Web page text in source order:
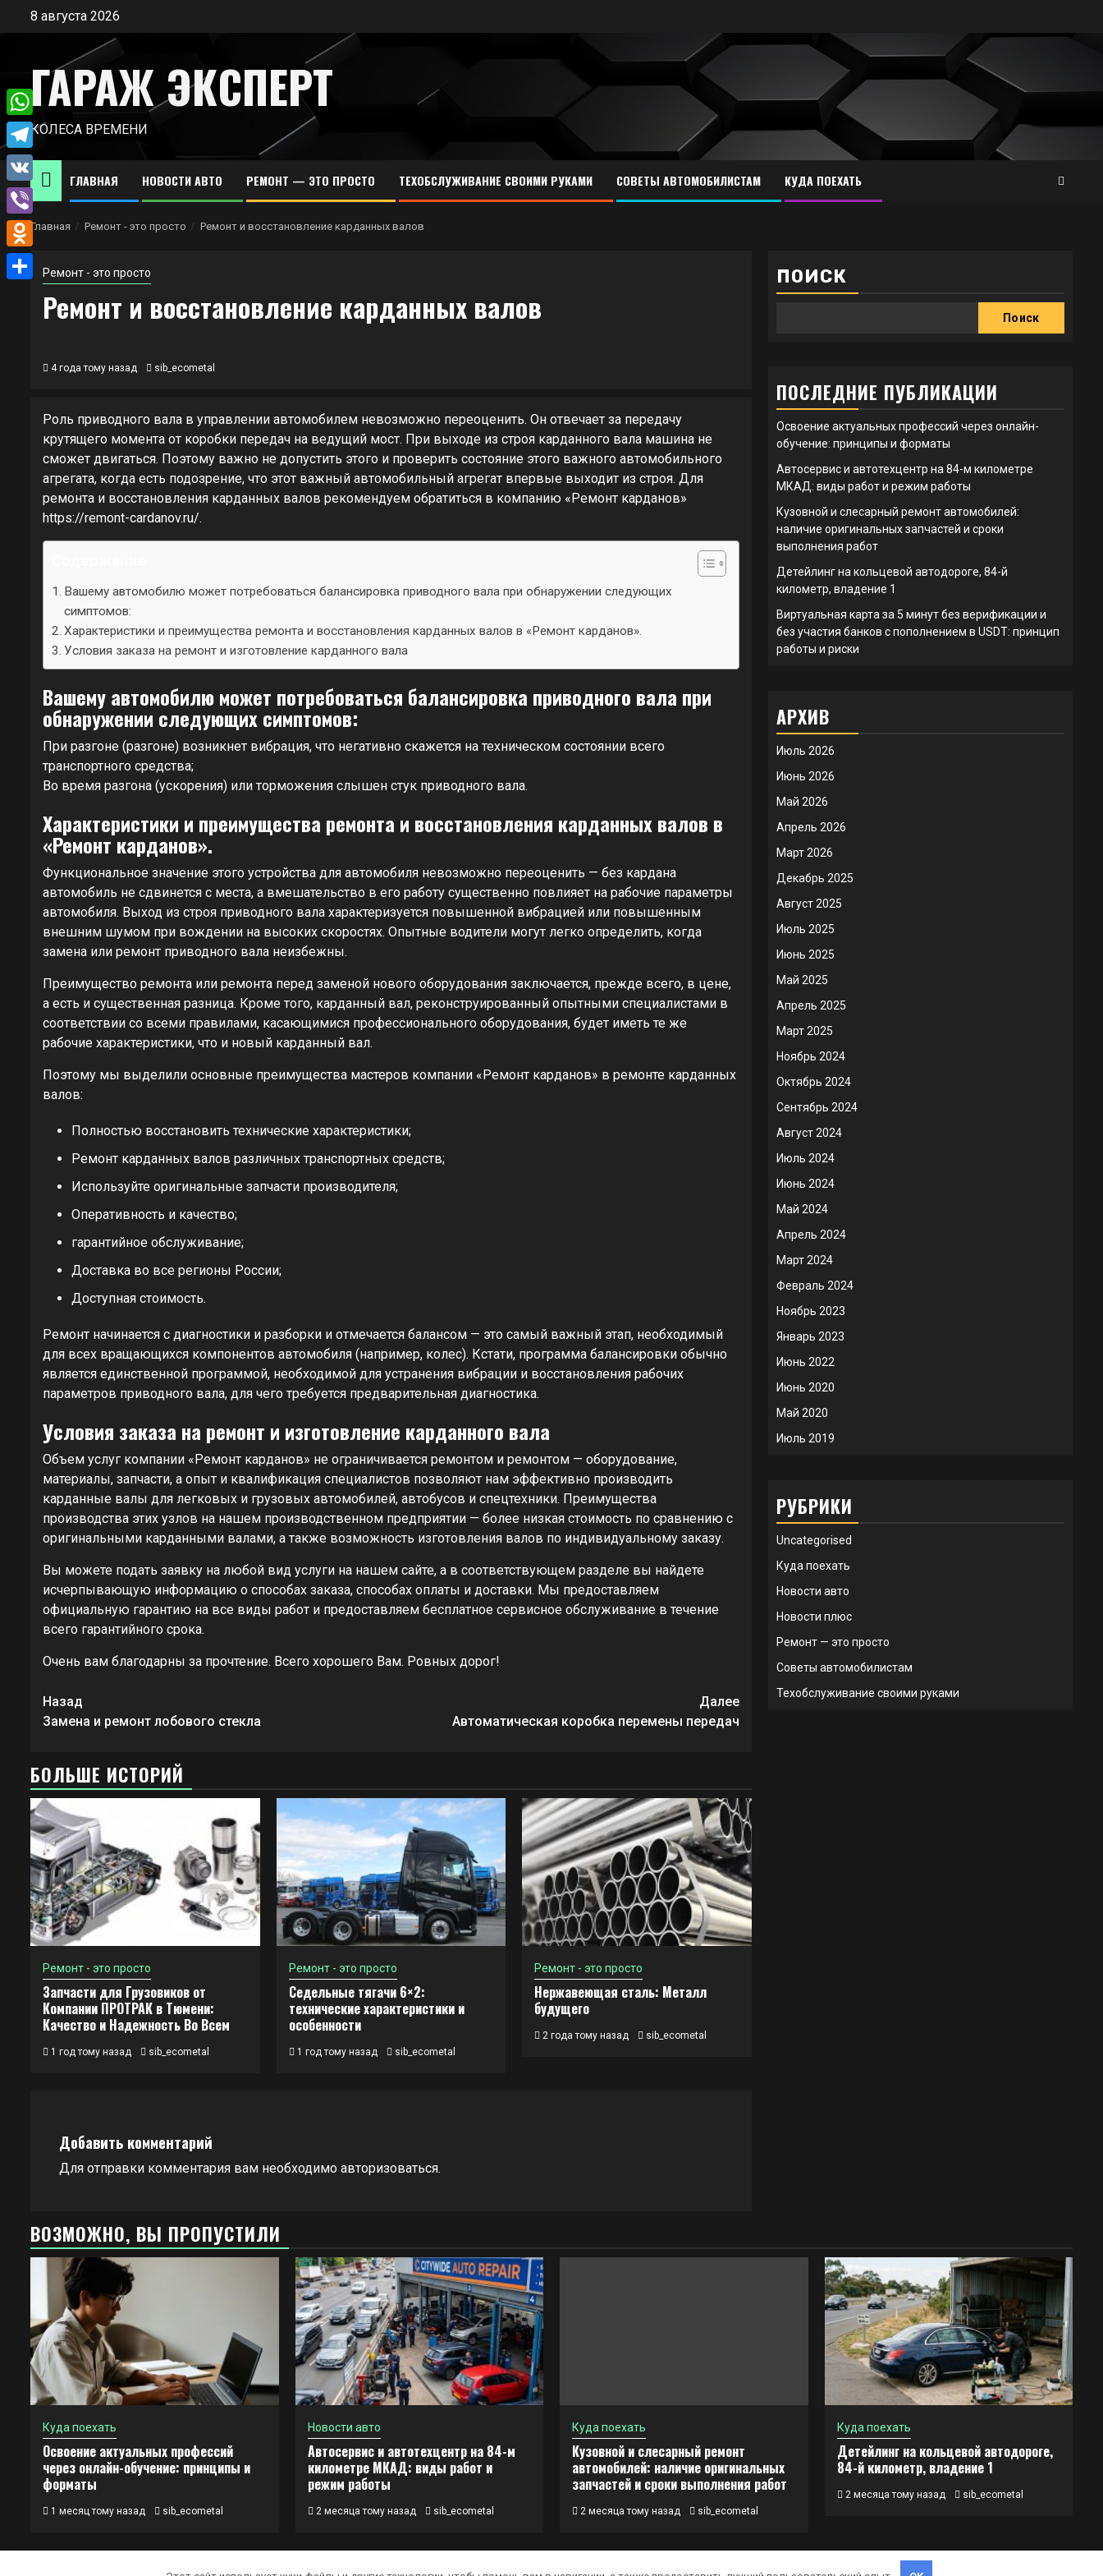
Перейти8 августа 2026
ГАРАЖ ЭКСПЕРТ
КОЛЕСА ВРЕМЕНИ
ГЛАВНАЯ НОВОСТИ АВТО РЕМОНТ — ЭТО ПРОСТО ТЕХОБСЛУЖИВАНИЕ СВОИМИ РУКАМИ СОВЕТЫ АВТОМОБИЛИСТАМ КУДА ПОЕХАТЬ
Главная Ремонт - это просто Ремонт и восстановление карданных валов
Ремонт - это просто
Ремонт и восстановление карданных валов
4 года тому назад sib_ecometal
Роль приводного вала в управлении автомобилем невозможно переоценить. Он отвечает за передачу
крутящего момента от коробки передач на ведущий мост. При выходе из строя карданного вала машина не
сможет двигаться. Поэтому важно не допустить этого и проверить состояние этого важного автомобильного
агрегата, когда есть подозрение, что этот важный автомобильный агрегат впервые выходит из строя. Для
ремонта и восстановления карданных валов рекомендуем обратиться в компанию «Ремонт карданов»
https://remont-cardanov.ru/.
Вашему автомобилю может потребоваться балансировка приводного вала при обнаружении следующих
симптомов:
Характеристики и преимущества ремонта и восстановления карданных валов в «Ремонт карданов».
Условия заказа на ремонт и изготовление карданного вала
Вашему автомобилю может потребоваться балансировка приводного вала при
обнаружении следующих симптомов:
При разгоне (разгоне) возникнет вибрация, что негативно скажется на техническом состоянии всего
транспортного средства;
Во время разгона (ускорения) или торможения слышен стук приводного вала.
Характеристики и преимущества ремонта и восстановления карданных валов в
«Ремонт карданов».
Функциональное значение этого устройства для автомобиля невозможно переоценить — без кардана
автомобиль не сдвинется с места, а вмешательство в его работу существенно повлияет на рабочие параметры
автомобиля. Выход из строя приводного вала характеризуется повышенной вибрацией или повышенным
внешним шумом при вождении на высоких скоростях. Опытные водители могут легко определить, когда
замена или ремонт приводного вала неизбежны.
Преимущество ремонта или ремонта перед заменой нового оборудования заключается, прежде всего, в цене,
а есть и существенная разница. Кроме того, карданный вал, реконструированный опытными специалистами в
соответствии со всеми правилами, касающимися профессионального оборудования, будет иметь те же
рабочие характеристики, что и новый карданный вал.
Поэтому мы выделили основные преимущества мастеров компании «Ремонт карданов» в ремонте карданных
валов:
Полностью восстановить технические характеристики;
Ремонт карданных валов различных транспортных средств;
Используйте оригинальные запчасти производителя;
Оперативность и качество;
гарантийное обслуживание;
Доставка во все регионы России;
Доступная стоимость.
Ремонт начинается с диагностики и разборки и отмечается балансом — это самый важный этап, необходимый
для всех вращающихся компонентов автомобиля (например, колес). Кстати, программа балансировки обычно
является единственной программой, необходимой для устранения вибрации и восстановления рабочих
параметров приводного вала, для чего требуется предварительная диагностика.
Условия заказа на ремонт и изготовление карданного вала
Объем услуг компании «Ремонт карданов» не ограничивается ремонтом и ремонтом — оборудование,
материалы, запчасти, а опыт и квалификация специалистов позволяют нам эффективно производить
карданные валы для легковых и грузовых автомобилей, автобусов и спецтехники. Преимущества
производства этих узлов на нашем производственном предприятии — более низкая стоимость по сравнению с
оригинальными карданными валами, а также возможность изготовления валов по индивидуальному заказу.
Вы можете подать заявку на любой вид услуги на нашем сайте, а в соответствующем разделе вы найдете
исчерпывающую информацию о способах заказа, способах оплаты и доставки. Мы предоставляем
официальную гарантию на все виды работ и предоставляем бесплатное сервисное обслуживание в течение
всего гарантийного срока.
Очень вам благодарны за прочтение. Всего хорошего Вам. Ровных дорог!
Продолжить
чтение
Назад
Замена и ремонт лобового стекла
Далее
Автоматическая коробка перемены передач
БОЛЬШЕ ИСТОРИЙ
Ремонт - это просто
Запчасти для Грузовиков от
Компании ПРОТРАК в Тюмени:
Качество и Надежность Во Всем
1 год тому назад sib_ecometal
Ремонт - это просто
Седельные тягачи 6×2:
технические характеристики и
особенности
1 год тому назад sib_ecometal
Ремонт - это просто
Нержавеющая сталь: Металл
будущего
2 года тому назад sib_ecometal
Добавить комментарий
Для отправки комментария вам необходимо авторизоваться.
ПОИСК
Поиск
ПОСЛЕДНИЕ ПУБЛИКАЦИИ
Освоение актуальных профессий через онлайн-
обучение: принципы и форматы
Автосервис и автотехцентр на 84-м километре
МКАД: виды работ и режим работы
Кузовной и слесарный ремонт автомобилей:
наличие оригинальных запчастей и сроки
выполнения работ
Детейлинг на кольцевой автодороге, 84-й
километр, владение 1
Виртуальная карта за 5 минут без верификации и
без участия банков с пополнением в USDT: принцип
работы и риски
АРХИВ
Июль 2026
Июнь 2026
Май 2026
Апрель 2026
Март 2026
Декабрь 2025
Август 2025
Июль 2025
Июнь 2025
Май 2025
Апрель 2025
Март 2025
Ноябрь 2024
Октябрь 2024
Сентябрь 2024
Август 2024
Июль 2024
Июнь 2024
Май 2024
Апрель 2024
Март 2024
Февраль 2024
Ноябрь 2023
Январь 2023
Июнь 2022
Июнь 2020
Май 2020
Июль 2019
РУБРИКИ
Uncategorised
Куда поехать
Новости авто
Новости плюс
Ремонт — это просто
Советы автомобилистам
Техобслуживание своими руками
ВОЗМОЖНО, ВЫ ПРОПУСТИЛИ
Куда поехать
Освоение актуальных профессий
через онлайн-обучение: принципы и
форматы
1 месяц тому назад sib_ecometal
Новости авто
Автосервис и автотехцентр на 84-м
километре МКАД: виды работ и
режим работы
2 месяца тому назад sib_ecometal
Куда поехать
Кузовной и слесарный ремонт
автомобилей: наличие оригинальных
запчастей и сроки выполнения работ
2 месяца тому назад sib_ecometal
Куда поехать
Детейлинг на кольцевой автодороге,
84-й километр, владение 1
2 месяца тому назад sib_ecometal
WhatsApp
Telegram
VK
Viber
Odnoklassniki